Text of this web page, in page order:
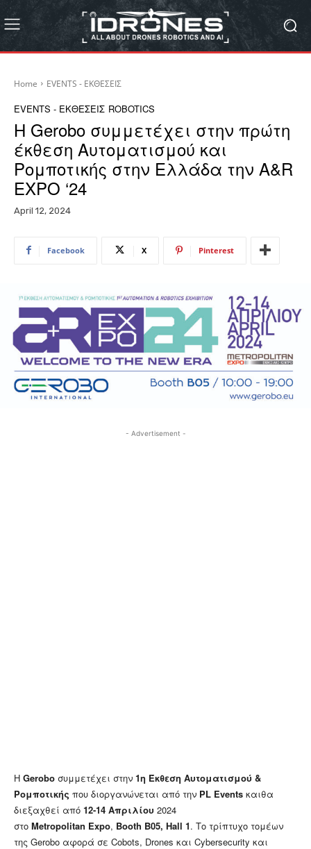
Home EVENTS - ΕΚΘΕΣΕΙΣ
EVENTS - ΕΚΘΕΣΕΙΣ ROBOTICS
Η Gerobo συμμετέχει στην πρώτη
έκθεση Αυτοματισμού και
Ρομποτικής στην Ελλάδα την A&R
EXPO ‘24
April 12, 2024
Facebook X Pinterest
- Advertisement -
Η Gerobo συμμετέχει στην 1η Έκθεση Αυτοματισμού &
Ρομποτικής που διοργανώνεται από την PL Events καιθα
διεξαχθεί από 12-14 Απριλίου 2024
στο Metropolitan Expo, Booth B05, Hall 1. Το τρίπτυχο τομέων
της Gerobo αφορά σε Cobots, Drones και Cybersecurity και